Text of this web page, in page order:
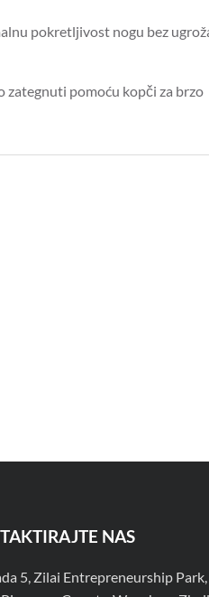
pokretljivost nogu bez
zategnuti pomoću kopči za brzo
NAS
5, Zilai Entrepreneurship